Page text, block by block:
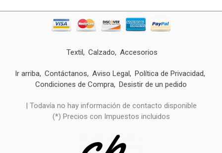
Textil Calzado Accesorios
Ir arriba Contáctanos Aviso Legal
Política de Privacidad
Condiciones de Compra Desistir de un pedido
| Todavía no hay información de contacto disponible
(*) Precios con Impuestos incluidos